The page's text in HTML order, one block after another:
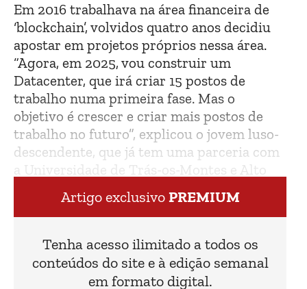
Em 2016 trabalhava na área financeira de
‘blockchain’, volvidos quatro anos decidiu
apostar em projetos próprios nessa área.
“Agora, em 2025, vou construir um
Datacenter, que irá criar 15 postos de
trabalho numa primeira fase. Mas o
objetivo é crescer e criar mais postos de
trabalho no futuro”, explicou o jovem luso-
descendente, que já tem uma parceria com
a Universidade de Trás-os-Montes e Alto
Douro e a Universidade de Lucerna.
Artigo exclusivoPREMIUM
Tenha acesso ilimitado a todos os
conteúdos do site e à edição semanal
em formato digital.